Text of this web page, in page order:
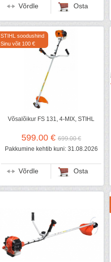
Võrdle Osta
STIHL soodushind
Sinu võit 100 €
Võsalõikur FS 131, 4-MIX, STIHL
599.00 €699.00 €
Pakkumine kehtib kuni: 31.08.2026
Võrdle Osta